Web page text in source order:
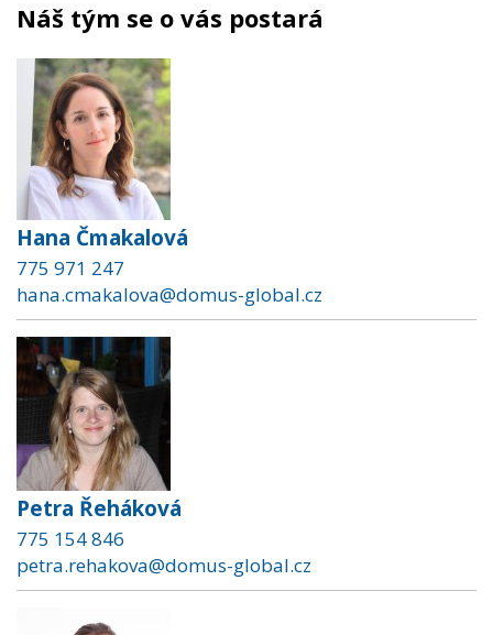
Náš tým se o vás postará
Hana Čmakalová
775 971 247
hana.cmakalova@domus-global.cz
Petra Řeháková
775 154 846
petra.rehakova@domus-global.cz